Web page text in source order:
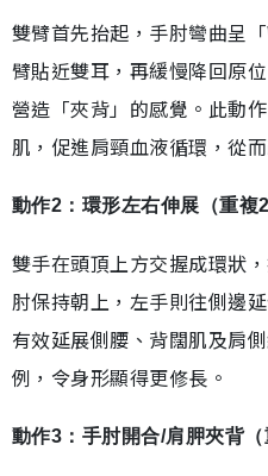
雙臂首先抬起，手肘彎曲呈
臂貼近雙耳，再緩慢降回原
營造「夾背」的感覺。此動
肌，促進肩頸血液循環，從
動作2：環形左右伸展（重複
雙手在頭頂上方交握成環狀
肘保持朝上，左手則往側邊
有效延展側腰、背闊肌及肩
例，令身形顯得更修長。
動作3：手肘開合/肩胛夾背（